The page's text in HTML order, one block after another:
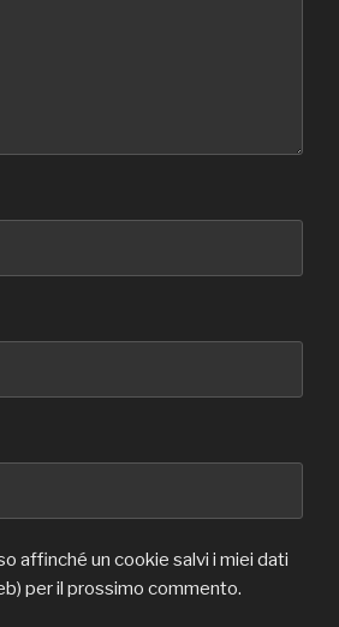
affinché un cookie salvi i miei dati
per il prossimo commento.